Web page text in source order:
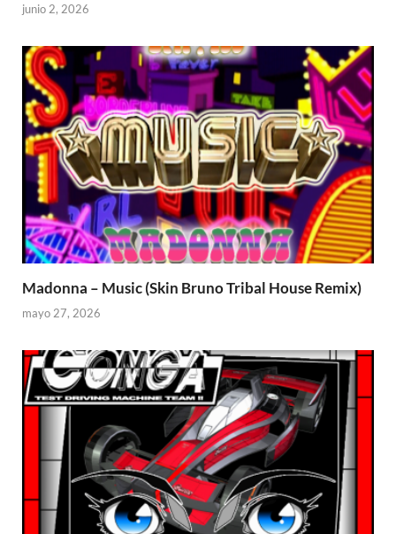
junio 2, 2026
Madonna – Music (Skin Bruno Tribal House Remix)
mayo 27, 2026